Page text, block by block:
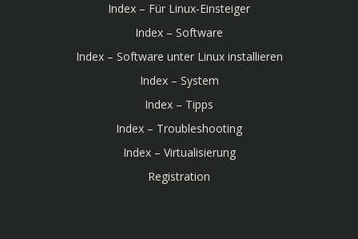
Index – Für Linux-Einsteiger
Index – Software
Index – Software unter Linux installieren
Index – System
Index – Tipps
Index – Troubleshooting
Index – Virtualisierung
Registration